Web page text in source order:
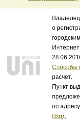
о
Способы
расчет.
Пункт
по адресу
Вход